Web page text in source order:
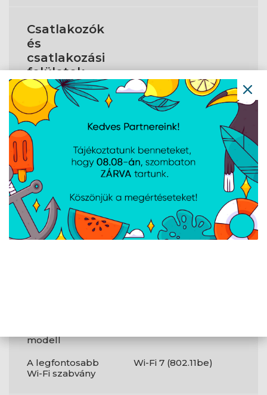
Csatlakozók
és
csatlakozási
felületek
DisplayPort száma
1
RGB LED tűfejes
csatlakozó
USB 3.2 Gen 1 (3.1
Gen 1) C típusú
portok száma
0
Tápellátás
PCI Express x16
1
modell
A legfontosabb
Wi-Fi szabvány
Wi-Fi 7 (802.11be)